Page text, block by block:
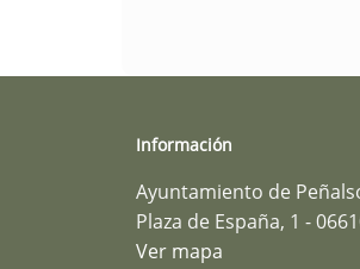
Información
Ayuntamiento de
Plaza de España, 1 -
Ver mapa